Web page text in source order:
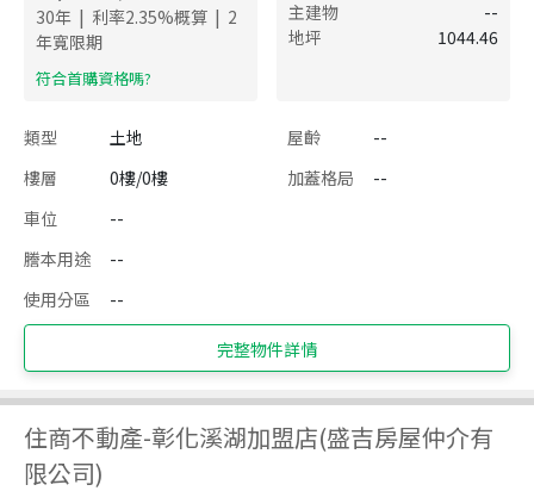
30年 | 利率2.35%概算 | 2
年寬限期
​符合首購資格嗎?
主建物
--
地坪
1044.46
類型 土地 屋齡
--
樓層
0樓/0樓 加蓋格局
--
車位
--
謄本用途
--
使用分區
--
完整物件詳情
住商不動產-彰化溪湖加盟店(盛吉房屋仲介有
限公司)